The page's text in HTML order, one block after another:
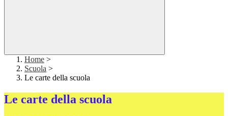
Home >
Scuola >
Le carte della scuola
Le carte della scuola